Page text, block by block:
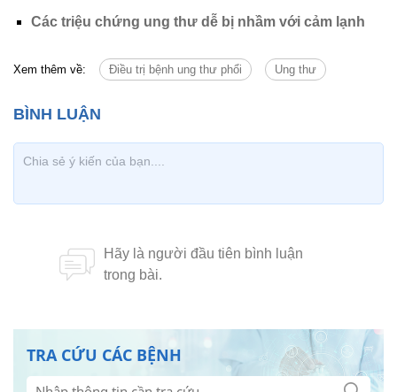
Các triệu chứng ung thư dễ bị nhầm với cảm lạnh
Xem thêm về: Điều trị bệnh ung thư phổi Ung thư
TRA CỨU CÁC BỆNH